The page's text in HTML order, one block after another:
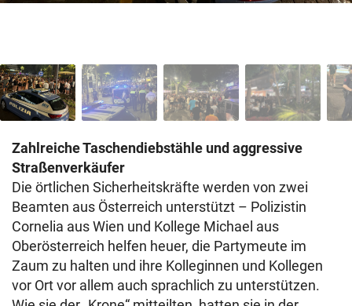
Zahlreiche Taschendiebstähle und aggressive
Straßenverkäufer
Die örtlichen Sicherheitskräfte werden von zwei
Beamten aus Österreich unterstützt – Polizistin
Cornelia aus Wien und Kollege Michael aus
Oberösterreich helfen heuer, die Partymeute im
Zaum zu halten und ihre Kolleginnen und Kollegen
vor Ort vor allem auch sprachlich zu unterstützen.